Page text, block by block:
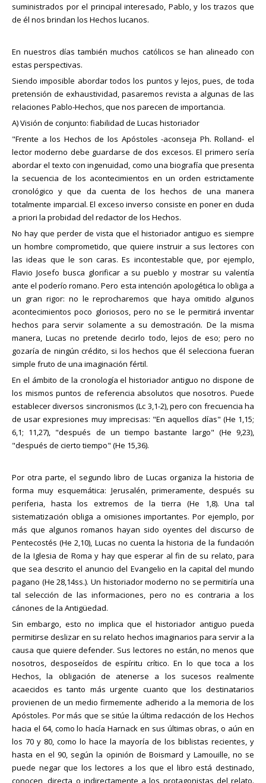
suministrados por el principal interesado, Pablo, y los trazos que
de él nos brindan los Hechos lucanos.
En nuestros días también muchos católicos se han alineado con
estas perspectivas.
Siendo imposible abordar todos los puntos y lejos, pues, de toda
pretensión de exhaustividad, pasaremos revista a algunas de las
relaciones Pablo-Hechos, que nos parecen de importancia.
A) Visión de conjunto: fiabilidad de Lucas historiador
"Frente a los Hechos de los Apóstoles -aconseja Ph. Rolland- el
lector moderno debe guardarse de dos excesos. El primero sería
abordar el texto con ingenuidad, como una biografía que presenta
la secuencia de los acontecimientos en un orden estrictamente
cronológico y que da cuenta de los hechos de una manera
totalmente imparcial. El exceso inverso consiste en poner en duda
a priori la probidad del redactor de los Hechos.
No hay que perder de vista que el historiador antiguo es siempre
un hombre comprometido, que quiere instruir a sus lectores con
las ideas que le son caras. Es incontestable que, por ejemplo,
Flavio Josefo busca glorificar a su pueblo y mostrar su valentía
ante el poderío romano. Pero esta intención apologética lo obliga a
un gran rigor: no le reprocharemos que haya omitido algunos
acontecimientos poco gloriosos, pero no se le permitirá inventar
hechos para servir solamente a su demostración. De la misma
manera, Lucas no pretende decirlo todo, lejos de eso; pero no
gozaría de ningún crédito, si los hechos que él selecciona fueran
simple fruto de una imaginación fértil.
En el ámbito de la cronología el historiador antiguo no dispone de
los mismos puntos de referencia absolutos que nosotros. Puede
establecer diversos sincronismos (Lc 3,1-2), pero con frecuencia ha
de usar expresiones muy imprecisas: "En aquellos días" (He 1,15;
6,1; 11,27), "después de un tiempo bastante largo" (He 9,23),
"después de cierto tiempo" (He 15,36).
Por otra parte, el segundo libro de Lucas organiza la historia de
forma muy esquemática: Jerusalén, primeramente, después su
periferia, hasta los extremos de la tierra (He 1,8). Una tal
sistematización obliga a omisiones importantes. Por ejemplo, por
más que algunos romanos hayan sido oyentes del discurso de
Pentecostés (He 2,10), Lucas no cuenta la historia de la fundación
de la Iglesia de Roma y hay que esperar al fin de su relato, para
que sea descrito el anuncio del Evangelio en la capital del mundo
pagano (He 28,14ss.). Un historiador moderno no se permitiría una
tal selección de las informaciones, pero no es contraria a los
cánones de la Antigüedad.
Sin embargo, esto no implica que el historiador antiguo pueda
permitirse deslizar en su relato hechos imaginarios para servir a la
causa que quiere defender. Sus lectores no están, no menos que
nosotros, desposeídos de espíritu crítico. En lo que toca a los
Hechos, la obligación de atenerse a los sucesos realmente
acaecidos es tanto más urgente cuanto que los destinatarios
provienen de un medio firmemente adherido a la memoria de los
Apóstoles. Por más que se sitúe la última redacción de los Hechos
hacia el 64, como lo hacía Harnack en sus últimas obras, o aún en
los 70 y 80, como lo hace la mayoría de los biblistas recientes, y
hasta en el 90, según la opinión de Boismard y Lamouille, no se
puede negar que los lectores a los que el libro está destinado,
conocen, directa o indirectamente a los protagonistas del relato.